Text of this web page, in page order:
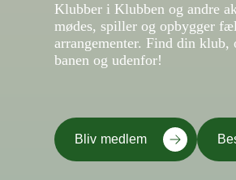
Klubber i Klubben og andre
mødes, spiller og opbygger
arrangementer. Find din
banen og udenfor!
Bliv medlem